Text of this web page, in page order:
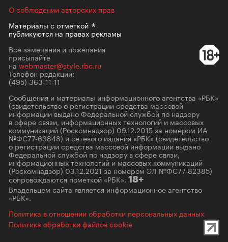
О соблюдении авторских прав
Материалы сотметкой
публикуются на правах рекламы
Все замечания и пожелания
присылайте
на webmaster@style.rbc.ru
Телефон редакции:
(495) 363-11-11
Сообщения и материалы информационного агентства «РБК»
(свидетельство о регистрации средства массовой
информации выдано Федеральной службой по надзору
в сфере связи, информационных технологий и массовых
коммуникаций (Роскомнадзор) 09.12.2015 за номером ИА
№ФС77-63848) и сетевого издания «РБК» (свидетельство
о регистрации средства массовой информации выдано
Федеральной службой по надзору в сфере связи,
информационных технологий и массовых коммуникаций
(Роскомнадзор) 03.12.2021 за номером ЭЛ №ФС77-82385)
сопровождаются пометкой «РБК». 18+
Владельцем сайта является информационное агентство
«РБК».
Политика в отношении обработки персональных данных
Политика обработки файлов cookie